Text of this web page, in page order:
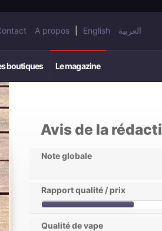
A propos English العربية
boutiques Le magazine
Avis de la
Note globale
Rapport qualité / prix
Qualité de vape